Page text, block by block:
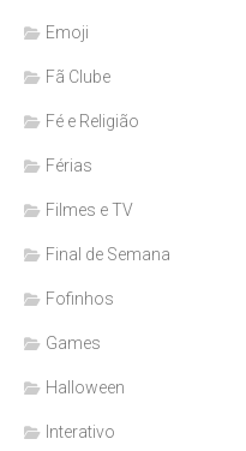
Emoji
Fã Clube
Fé e Religião
Férias
Filmes e TV
Final de Semana
Fofinhos
Games
Halloween
Interativo